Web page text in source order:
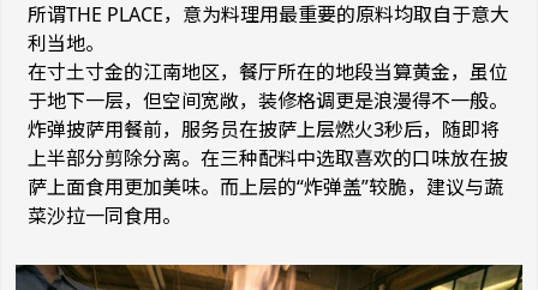
所谓THE PLACE，意为料理用最重要的原料均取自于意大
利当地。
在寸土寸金的江南地区，餐厅所在的地段当算黄金，虽位
于地下一层，但空间宽敞，装修格调更是浪漫得不一般。
炸弹披萨用餐前，服务员在披萨上层燃火3秒后，随即将
上半部分剪除分离。在三种配料中选取喜欢的口味放在披
萨上面食用更加美味。而上层的“炸弹盖”较脆，建议与蔬
菜沙拉一同食用。